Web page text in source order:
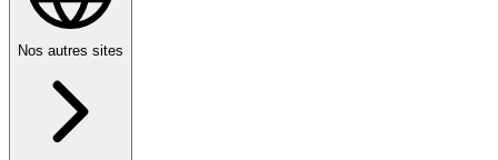
Nos autres sites